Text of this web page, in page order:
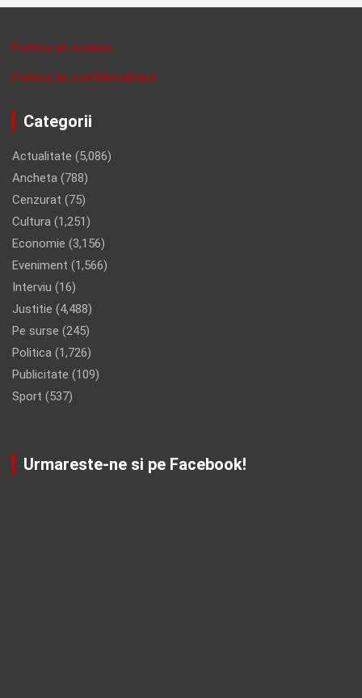
Politica de cookies
Politica de confidentalitate
Categorii
Actualitate (5,086)
Ancheta (788)
Cenzurat (75)
Cultura (1,251)
Economie (3,156)
Eveniment (1,566)
Interviu (16)
Justitie (4,488)
Pe surse (245)
Politica (1,726)
Publicitate (109)
Sport (537)
Urmareste-ne si pe Facebook!